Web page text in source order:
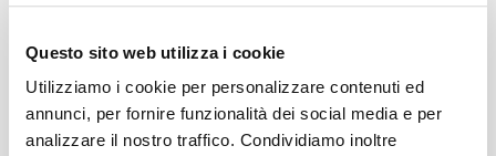
Questo sito web utilizza i cookie
Utilizziamo i cookie per personalizzare contenuti ed
annunci, per fornire funzionalità dei social media e per
analizzare il nostro traffico. Condividiamo inoltre
Chiusura di via Nazionale a Sestri
Levante Variazioni al servizio